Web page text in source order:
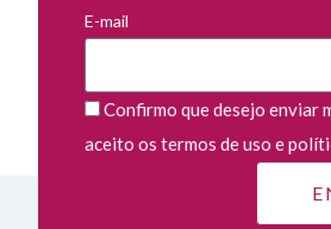
E-mail
Confirmo que desejo enviar
aceito os termos de uso e